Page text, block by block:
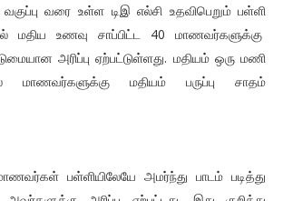
வரை உள்ள டிஇ எல்சி உதவிபெறும் பள்ளி
மதிய உணவு சாப்பிட்ட 40 மாணவர்களுக்கு
அரிப்பு ஏற்பட்டுள்ளது. மதியம் ஒரு மணி
மாணவர்களுக்கு மதியம் பருப்பு சாதம்
பள்ளியிலேயே அமர்ந்து பாடம் படித்து